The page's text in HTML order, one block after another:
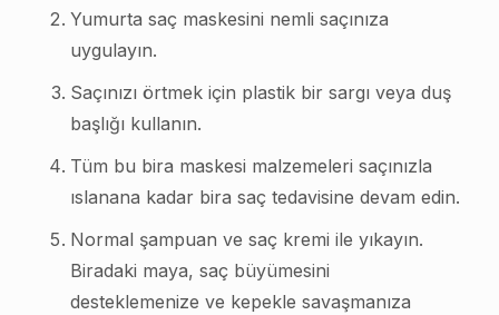
Yumurta saç maskesini nemli saçınıza
uygulayın.
Saçınızı örtmek için plastik bir sargı veya duş
başlığı kullanın.
Tüm bu bira maskesi malzemeleri saçınızla
ıslanana kadar bira saç tedavisine devam edin.
Normal şampuan ve saç kremi ile yıkayın.
Biradaki maya, saç büyümesini
desteklemenize ve kepekle savaşmanıza